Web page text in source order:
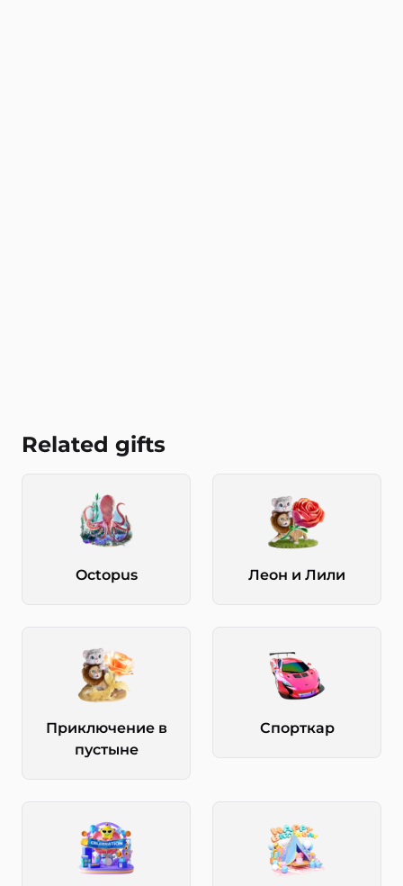
Related gifts
Octopus Леон и Лили
Приключение в
пустыне
Спорткар